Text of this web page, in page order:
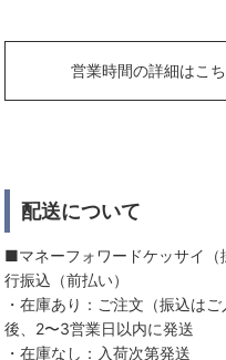
営業時間の詳細はこ
配送について
■マネーフォワードケッサイ（
行振込（前払い）
・在庫あり：ご注文（振込は
後、2〜3営業日以内に発送
・在庫なし：入荷次第発送